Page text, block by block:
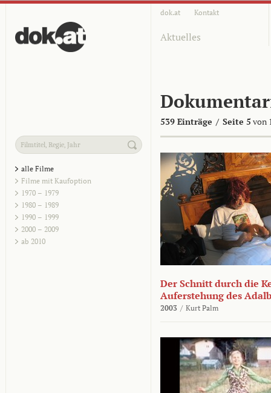
dok.at Kontakt
Aktuelles
539 Einträge / Seite 5 von
alle Filme
Filme mit Kaufoption
1970 – 1979
1980 – 1989
1990 – 1999
2000 – 2009
ab 2010
Der Schnitt durch die
Auferstehung des
2003 / Kurt Palm